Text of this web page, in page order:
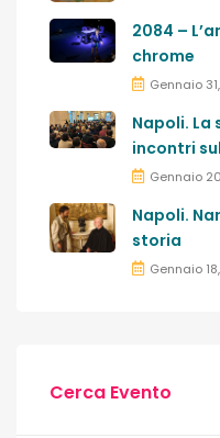
2084 –
chrome
Gennaio
Napoli. La
incontri
Gennaio
Napoli.
storia
Gennaio
Cerca Evento